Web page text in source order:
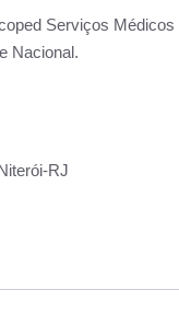
Serviços Médicos
Nacional.
RJ